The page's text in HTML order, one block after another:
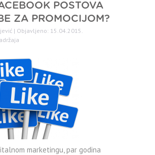
POSTOVA
ZA PROMOCIJOM?
| Objavljeno: 15.04.2015.
marketingu, par godina